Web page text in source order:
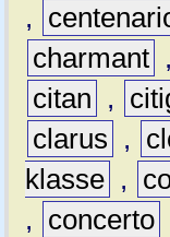
,
charmant ,
citan
,
clarus
,
klasse ,
,
concerto